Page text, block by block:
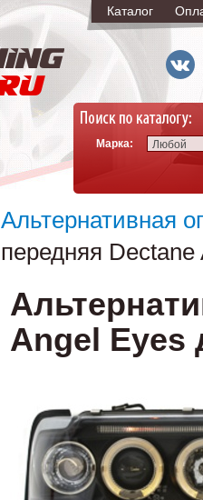
Каталог
Марка: Любой
Альтернативная
передняя
Angel Eyes